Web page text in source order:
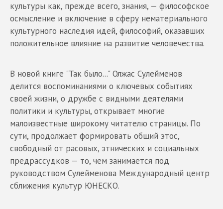
культуры как, прежде всего, знания, — философское
осмысление и включение в сферу нематериального
культурного наследия идей, философий, оказавших
положительное влияние на развитие человечества.
В новой книге "Так было..." Олжас Сулейменов
делится воспоминаниями о ключевых событиях
своей жизни, о дружбе с видными деятелями
политики и культуры, открывает многие
малоизвестные широкому читателю страницы. По
сути, продолжает формировать общий этос,
свободный от расовых, этнических и социальных
предрассудков — то, чем занимается под
руководством Сулейменова Международный центр
сближения культур ЮНЕСКО.